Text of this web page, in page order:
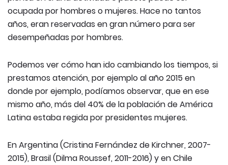
ocupada por hombres o mujeres. Hace no tantos
años, eran reservadas en gran número para ser
desempeñadas por hombres.
Podemos ver cómo han ido cambiando los tiempos, si
prestamos atención, por ejemplo al año 2015 en
donde por ejemplo, podíamos observar, que en ese
mismo año, más del 40% de la población de América
Latina estaba regida por presidentes mujeres.
En Argentina (Cristina Fernández de Kirchner, 2007-
2015), Brasil (Dilma Roussef, 2011-2016) y en Chile